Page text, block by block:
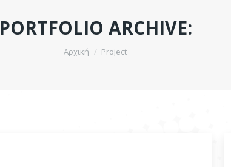
PORTFOLIO ARCHIVE:
You are here:
Αρχική Project